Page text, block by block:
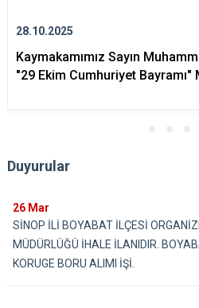
28.10.2025
Kaymakamımız Sayın
"29 Ekim Cumhuriyet Bayramı"
Duyurular
26 Mar
SİNOP İLİ BOYABAT İLÇESİ
MÜDÜRLÜĞÜ İHALE İLANIDIR.
KORUGE BORU ALIMI İŞİ.